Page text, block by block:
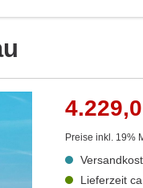
Preise inkl. 19%
Lieferzeit